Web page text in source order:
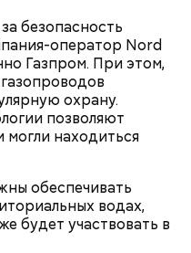
безопасность
оператор Nord
Газпром. При этом,
охрану.
позволяют
могли находиться
обеспечивать
водах,
будет участвовать в
облучаетесь, чем в
в течение
он.